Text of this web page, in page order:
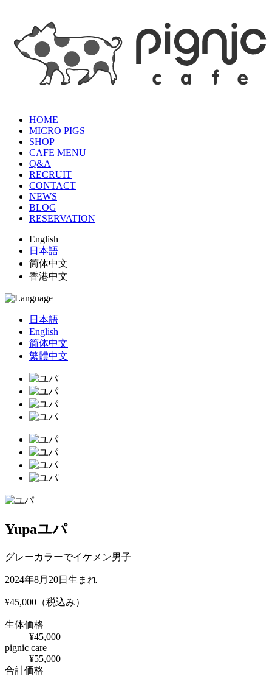
HOME
MICRO PIGS
SHOP
CAFE MENU
Q&A
RECRUIT
CONTACT
NEWS
BLOG
RESERVATION
English
日本語
简体中文
香港中文
日本語
English
简体中文
繁體中文
Yupaユパ
グレーカラーでイケメン男子
2024年8月20日生まれ
¥45,000 （税込み）
生体価格
¥45,000
pignic care
¥55,000
合計価格